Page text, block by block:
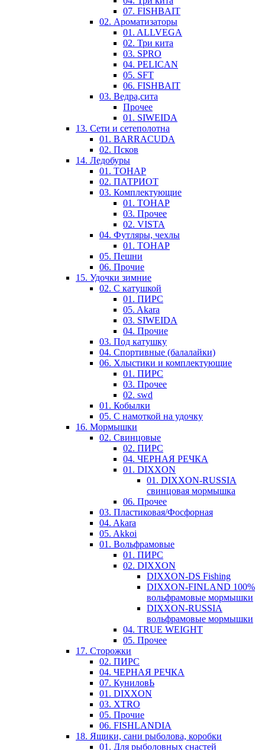
07. FISHBAIT
02. Ароматизаторы
01. ALLVEGA
02. Три кита
03. SPRO
04. PELICAN
05. SFT
06. FISHBAIT
03. Ведра,сита
Прочее
01. SIWEIDA
13. Сети и сетеполотна
01. BARRACUDA
02. Псков
14. Ледобуры
01. ТОНАР
02. ПАТРИОТ
03. Комплектующие
01. ТОНАР
03. Прочее
02. VISTA
04. Футляры, чехлы
01. ТОНАР
05. Пешни
06. Прочие
15. Удочки зимние
02. С катушкой
01. ПИРС
05. Akara
03. SIWEIDA
04. Прочие
03. Под катушку
04. Спортивные (балалайки)
06. Хлыстики и комплектующие
01. ПИРС
03. Прочее
02. swd
01. Кобылки
05. С намоткой на удочку
16. Мормышки
02. Свинцовые
02. ПИРС
04. ЧЕРНАЯ РЕЧКА
01. DIXXON
01. DIXXON-RUSSIA
свинцовая мормышка
06. Прочее
03. Пластиковая/Фосфорная
04. Akara
05. Akkoi
01. Вольфрамовые
01. ПИРС
02. DIXXON
DIXXON-DS Fishing
DIXXON-FINLAND 100%
вольфрамовые мормышки
DIXXON-RUSSIA
вольфрамовые мормышки
04. TRUE WEIGHT
05. Прочее
17. Сторожки
02. ПИРС
04. ЧЕРНАЯ РЕЧКА
07. КуниловЬ
01. DIXXON
03. XTRO
05. Прочие
06. FISHLANDIA
18. Ящики, сани рыболова, коробки
01. Для рыболовных снастей